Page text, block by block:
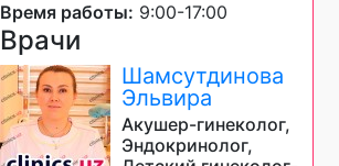
Время работы: 9:00-17:00
Врачи
Шамсутдинова
Эльвира
Акушер-гинеколог,
Эндокринолог,